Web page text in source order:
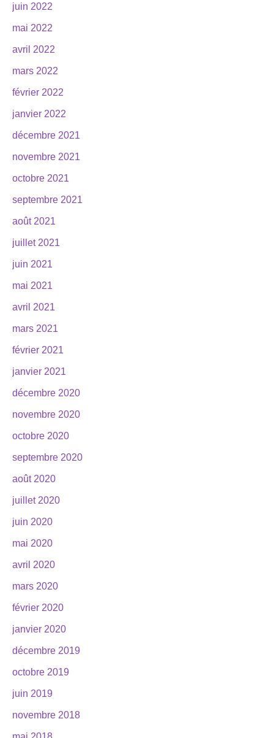
juin 2022
mai 2022
avril 2022
mars 2022
février 2022
janvier 2022
décembre 2021
novembre 2021
octobre 2021
septembre 2021
août 2021
juillet 2021
juin 2021
mai 2021
avril 2021
mars 2021
février 2021
janvier 2021
décembre 2020
novembre 2020
octobre 2020
septembre 2020
août 2020
juillet 2020
juin 2020
mai 2020
avril 2020
mars 2020
février 2020
janvier 2020
décembre 2019
octobre 2019
juin 2019
novembre 2018